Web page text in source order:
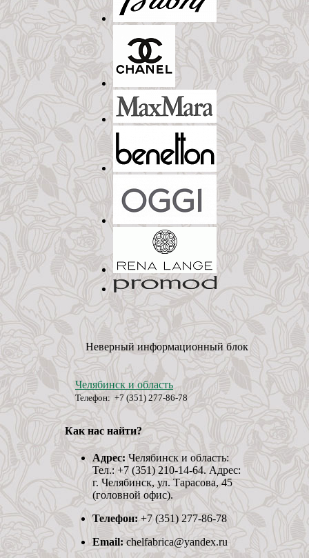
Неверный информационный блок
Челябинск и область
Телефон: +7 (351) 277-86-78
Как нас найти?
Адрес:Челябинск и область:
Тел.: +7 (351) 210-14-64. Адрес:
г. Челябинск, ул. Тарасова, 45
(головной офис).
Телефон:+7 (351) 277-86-78
Email: chelfabrica@yandex.ru